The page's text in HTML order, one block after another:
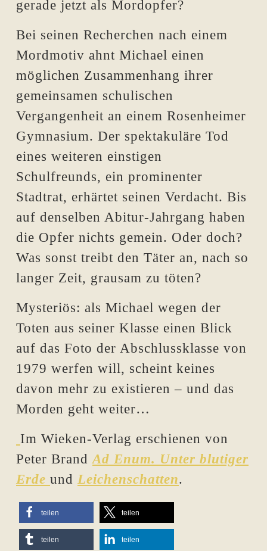
gerade jetzt als Mordopfer?
Bei seinen Recherchen nach einem
Mordmotiv ahnt Michael einen
möglichen Zusammenhang ihrer
gemeinsamen schulischen
Vergangenheit an einem Rosenheimer
Gymnasium. Der spektakuläre Tod
eines weiteren einstigen
Schulfreunds, ein prominenter
Stadtrat, erhärtet seinen Verdacht. Bis
auf denselben Abitur-Jahrgang haben
die Opfer nichts gemein. Oder doch?
Was sonst treibt den Täter an, nach so
langer Zeit, grausam zu töten?
Mysteriös: als Michael wegen der
Toten aus seiner Klasse einen Blick
auf das Foto der Abschlussklasse von
1979 werfen will, scheint keines
davon mehr zu existieren – und das
Morden geht weiter…
Im Wieken-Verlag erschienen von
Peter BrandAd Enum. Unter blutiger
Erde und Leichenschatten.
teilen teilen
teilen teilen